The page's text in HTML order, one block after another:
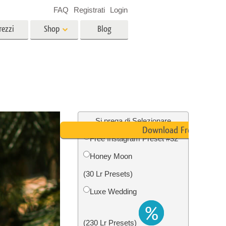
Servizi Foto Restauro
Shop Blog
FAQ Registrati Login
Si prega di Selezionare
Free Instagram Preset #32
Honey Moon
(30 Lr Presets)
Luxe Wedding
(230 Lr Presets)
Download Free